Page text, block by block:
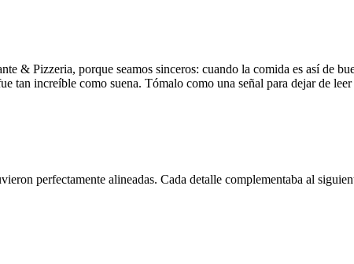
& Pizzeria, porque seamos sinceros: cuando la comida es así de
tan increíble como suena. Tómalo como una señal para dejar de
perfectamente alineadas. Cada detalle complementaba al